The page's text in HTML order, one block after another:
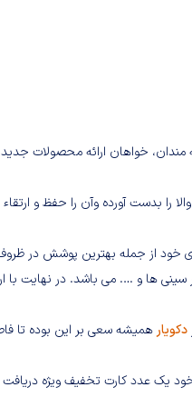
خواهان ارائه محصولات
را بدست آورده وآن را حفظ و ارتقاء
خود از جمله بهترین پوشش در
سینی ها و …. می باشد. در نهایت با
دکویار همیشه سعی بر این بوده تا
خود یک عدد کارت تخفیف ویژه دریافت